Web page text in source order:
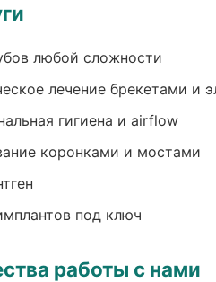
любой сложности
лечение брекетами и
гигиена и airflow
коронками и мостами
под ключ
работы с нами